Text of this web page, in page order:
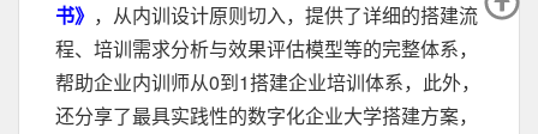
书》 ，从内训设计原则切入，提供了详细的搭建流
程、培训需求分析与效果评估模型等的完整体系，
帮助企业内训师从0到1搭建企业培训体系，此外，
还分享了最具实践性的数字化企业大学搭建方案，